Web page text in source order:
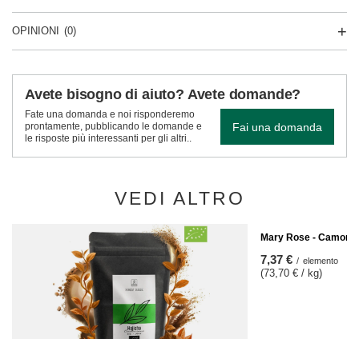
OPINIONI (0)
Avete bisogno di aiuto? Avete domande?
Fate una domanda e noi risponderemo
prontamente, pubblicando le domande e
le risposte più interessanti per gli altri..
Fai una domanda
VEDI ALTRO
Mary Rose -
7,37 € / elemento
(73,70 € / kg)